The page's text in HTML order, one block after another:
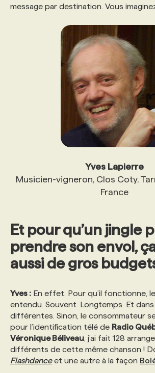
message par destination. Vous
Yves Lapierre
Musicien-vigneron, Clos Coty,
France
Et pour qu’un jingle
prendre son envol,
aussi de gros
Yves : En effet. Pour qu’il fonctionne,
entendu. Souvent. Longtemps. Et
différentes. Sinon, le consommateur
pour l’identification télé de Radio
Véronique Béliveau , j’ai fait 128
différents de cette même chanson !
Flashdanceet une autre à la façon